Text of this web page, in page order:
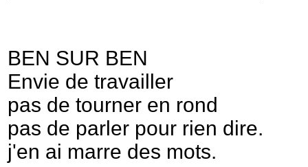
BEN SUR BEN
Envie de travailler
pas de tourner en rond
pas de parler pour rien dire.
j'en ai marre des mots.